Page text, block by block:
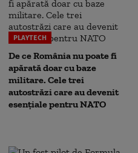
PLAYTECH
De ce România nu poate fi
apărată doar cu baze
militare. Cele trei
autostrăzi care au devenit
esențiale pentru NATO